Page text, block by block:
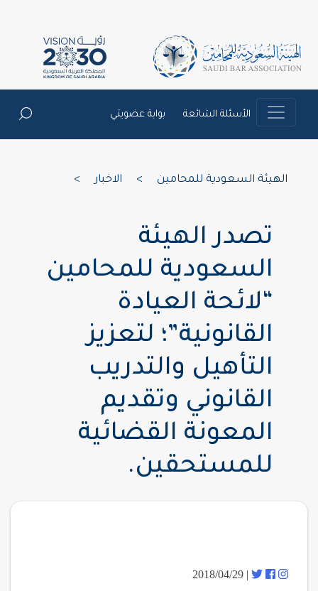
الأسئلة الشائعة بوابة عضويتي
الهيئة السعودية للمحامين الاخبار
تصدر الهيئة
السعودية للمحامين
“لائحة العيادة
القانونية”؛ لتعزيز
التأهيل والتدريب
القانوني وتقديم
المعونة القضائية
للمستحقين.
| 2018/04/29